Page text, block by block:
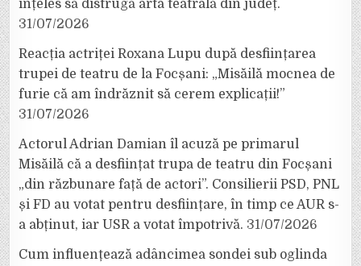
înțeles să distrugă arta teatrală din județ.
31/07/2026
Reacția actriței Roxana Lupu după desființarea
trupei de teatru de la Focșani: „Misăilă mocnea de
furie că am îndrăznit să cerem explicații!”
31/07/2026
Actorul Adrian Damian îl acuză pe primarul
Misăilă că a desființat trupa de teatru din Focșani
„din răzbunare față de actori”. Consilierii PSD, PNL
și FD au votat pentru desființare, în timp ce AUR s-
a abținut, iar USR a votat împotrivă. 31/07/2026
Cum influențează adâncimea sondei sub oglinda